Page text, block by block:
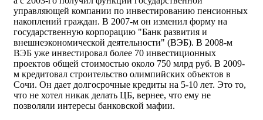
управляющей компании по инвестированию пенсионных
накоплений граждан. В 2007-м он изменил форму на
государственную корпорацию "Банк развития и
внешнеэкономической деятельности" (ВЭБ). В 2008-м
ВЭБ уже инвестировал более 70 инвестиционных
проектов общей стоимостью около 750 млрд руб. В 2009-
м кредитовал строительство олимпийских объектов в
Сочи. Он дает долгосрочные кредиты на 5-10 лет. Это то,
что не хотел никак делать ЦБ, вернее, что ему не
позволяли интересы банковской мафии.